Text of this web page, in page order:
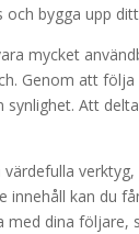
och bygga upp
mycket
Genom att
Att
innehåll kan du
dina